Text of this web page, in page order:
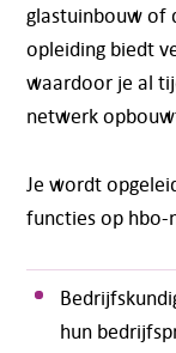
glastuinbouw of
opleiding biedt
waardoor je al
netwerk
Je wordt
functies op hbo-
hun